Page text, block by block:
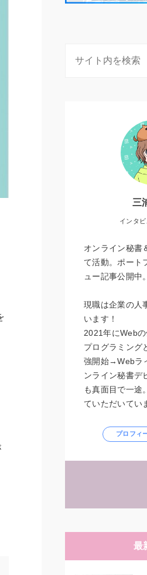
三
インタ
オンライン秘書
て活動。ポート
ュー記事公開中。
現職は企業の人
います！
2021年にWeb
プログラミング
強開始→Webラ
ンライン秘書デ
も真面目で一途
ていただいてい
プロフィ
最